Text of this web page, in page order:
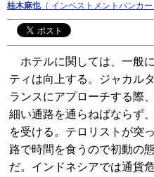
桂木麻也（ インベストメントバンカー
ホテルに関しては、一般
ティは向上する。ジャカル
ランスにアプローチする際
細い通路を通らねばならず
を受ける。テロリストが突
路で時間を食うので初動の
だ。インドネシアでは通貨